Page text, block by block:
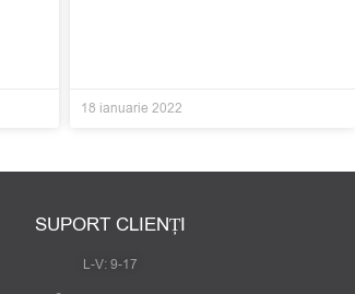
18 ianuarie 2022
SUPORT CLIENȚI
L-V: 9-17